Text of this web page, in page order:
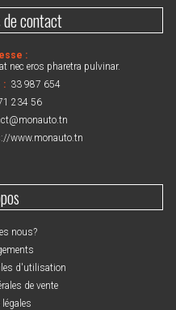
contact
:
nec eros pharetra pulvinar.
: 33 987 654
234 56
www.monauto.tn
nous?
d'utilisation
de vente